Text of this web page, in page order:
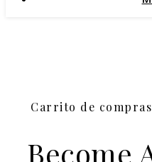
Carrito de compras
Become